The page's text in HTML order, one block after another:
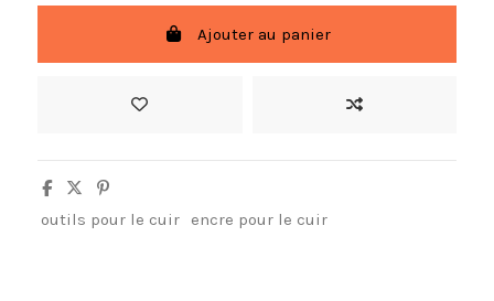
Ajouter au panier
outils pour le cuir encre pour le cuir